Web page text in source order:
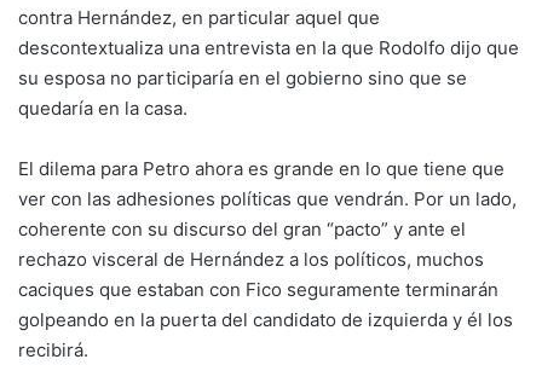
contra Hernández, en particular aquel que
descontextualiza una entrevista en la que Rodolfo dijo que
su esposa no participaría en el gobierno sino que se
quedaría en la casa.
El dilema para Petro ahora es grande en lo que tiene que
ver con las adhesiones políticas que vendrán. Por un lado,
coherente con su discurso del gran “pacto” y ante el
rechazo visceral de Hernández a los políticos, muchos
caciques que estaban con Fico seguramente terminarán
golpeando en la puerta del candidato de izquierda y él los
recibirá.